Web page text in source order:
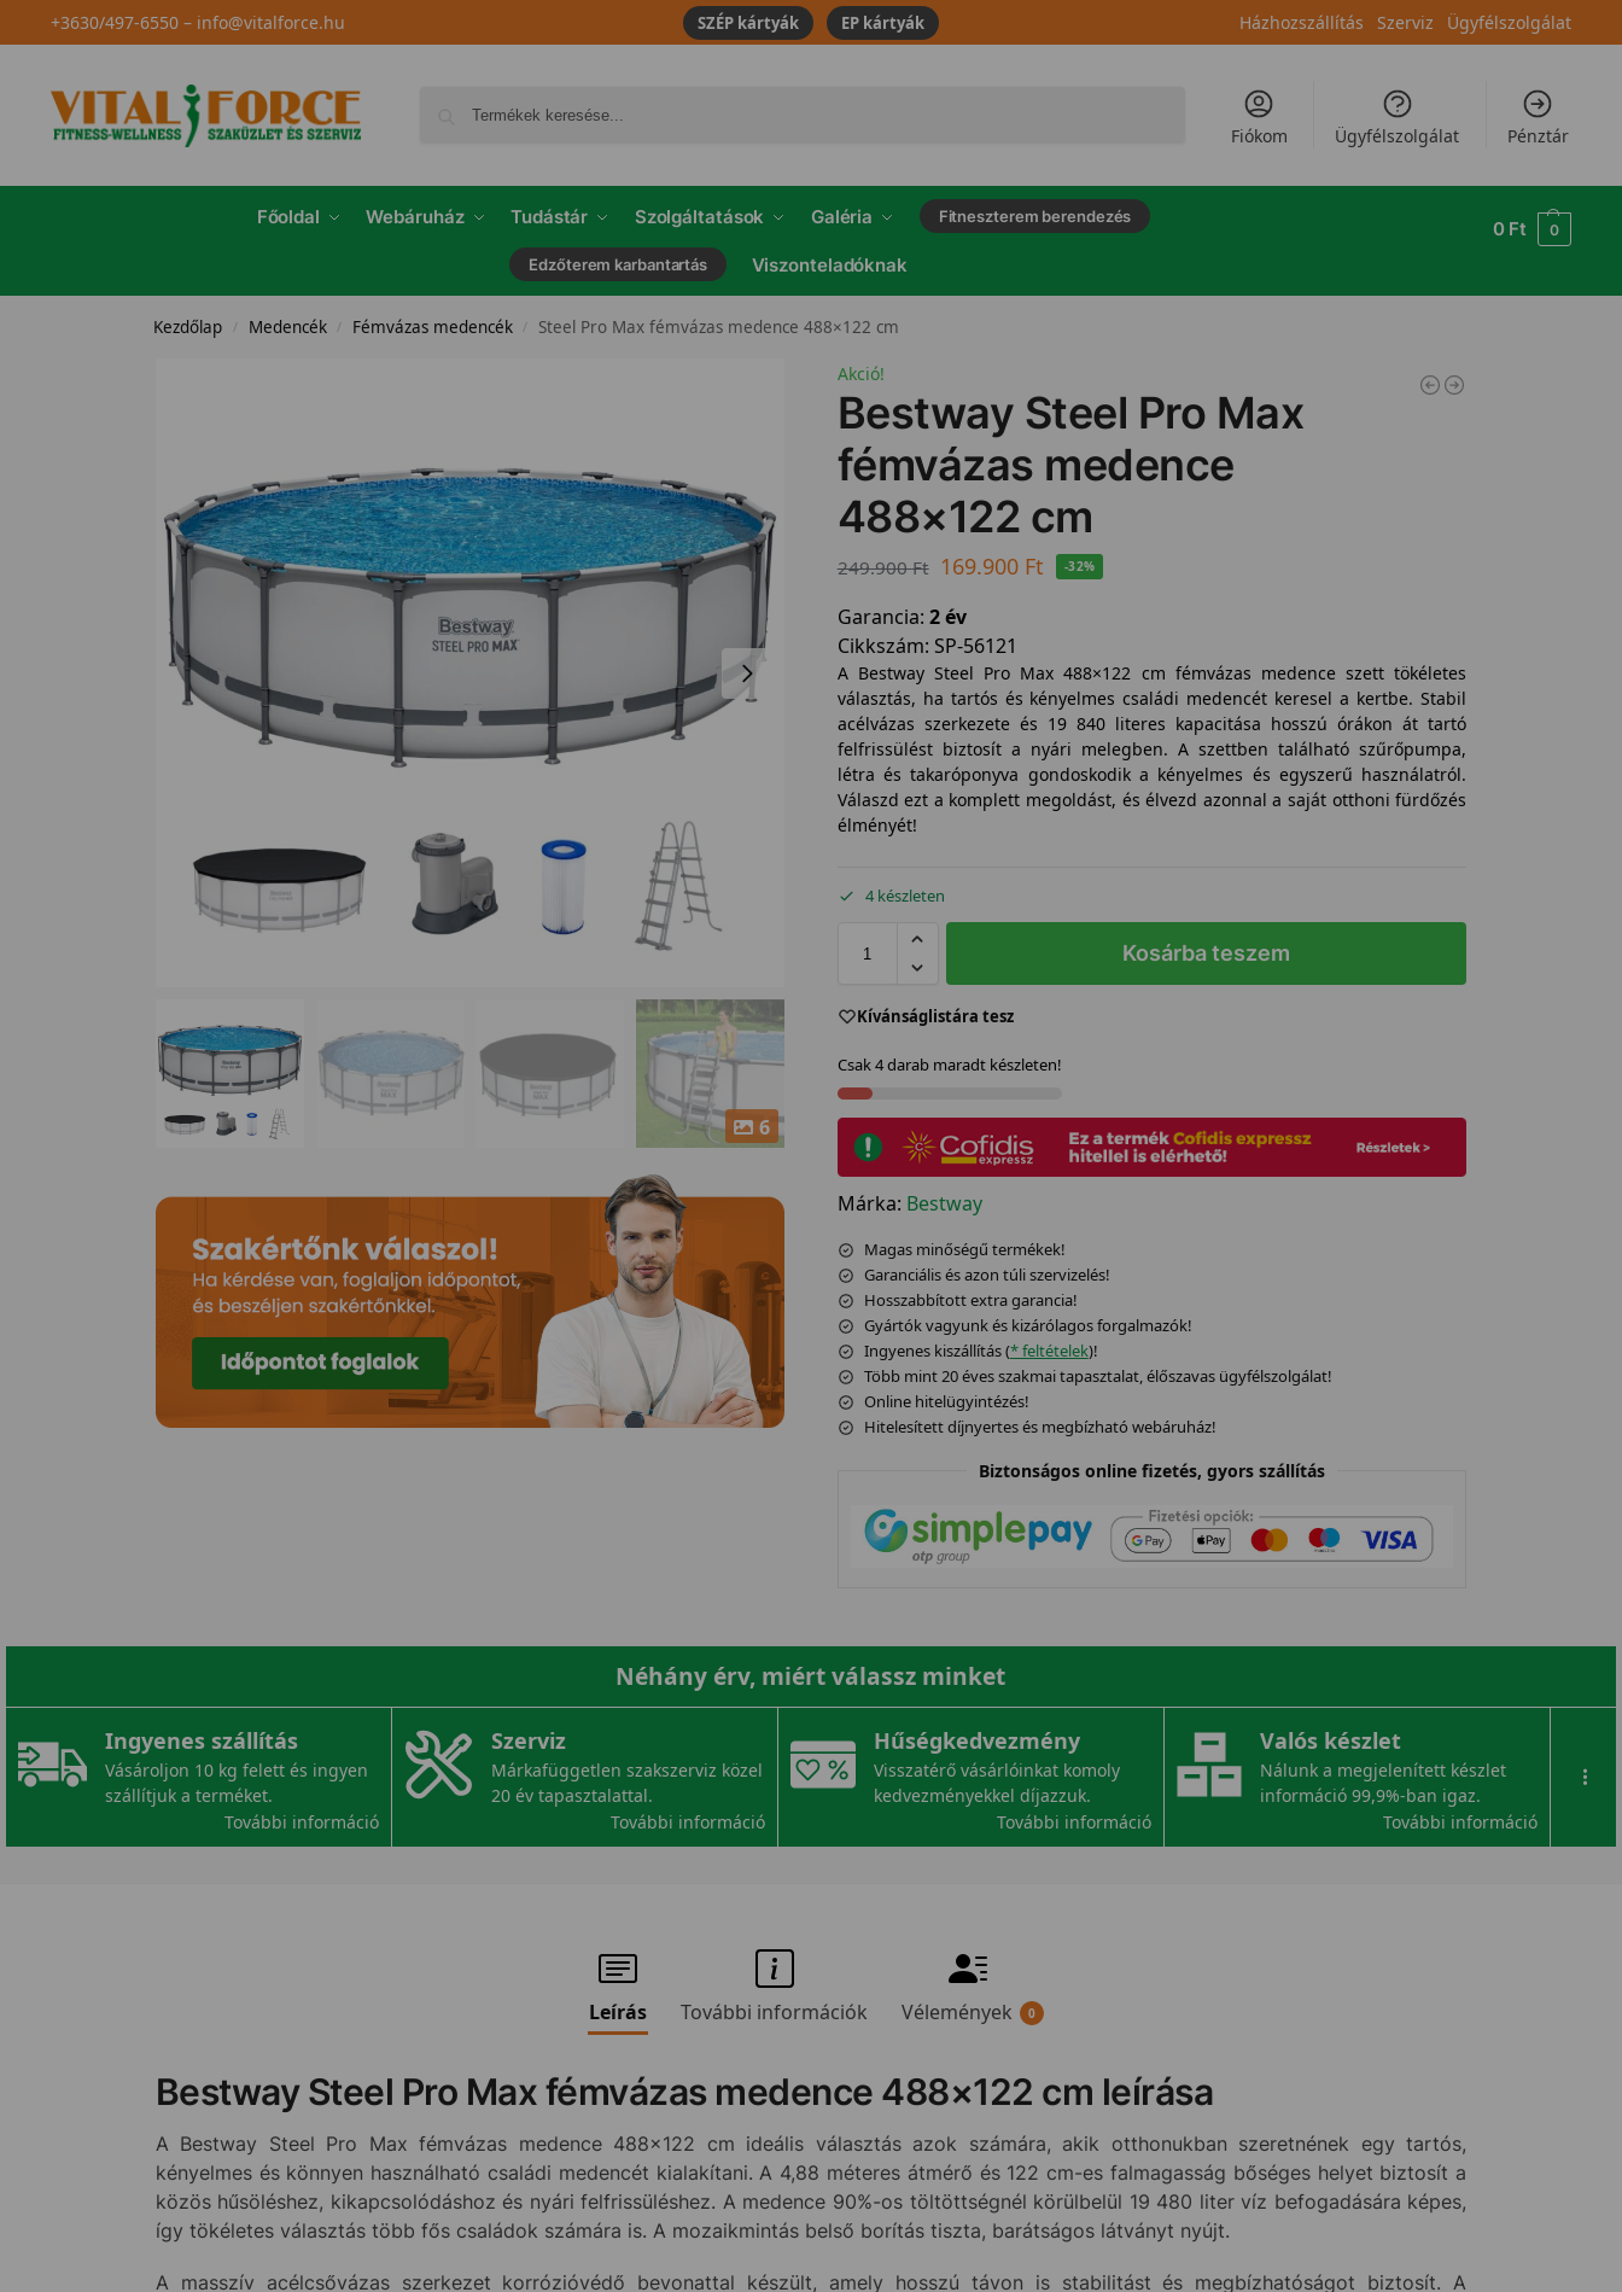
+3630/497-6550– info@vitalforce.hu SZÉP kártyák EP kártyák Házhozszállítás Szerviz Ügyfélszolgálat
Fiókom Ügyfélszolgálat Pénztár
Főoldal Webáruház Tudástár Szolgáltatások Galéria Fitneszterem berendezés
Edzőterem karbantartás Viszonteladóknak
0 Ft 0
Kezdőlap / Medencék / Fémvázas medencék / Steel Pro Max fémvázas medence 488×122 cm
6
Akció!
Bestway Steel Pro Max
fémvázas medence
488×122 cm
249.900Ft 169.900 Ft -32%
Garancia: 2 év
Cikkszám: SP-56121
A Bestway Steel Pro Max 488×122 cm fémvázas medence szett tökéletes
választás, ha tartós és kényelmes családi medencét keresel a kertbe. Stabil
acélvázas szerkezete és 19 840 literes kapacitása hosszú órákon át tartó
felfrissülést biztosít a nyári melegben. A szettben található szűrőpumpa,
létra és takaróponyva gondoskodik a kényelmes és egyszerű használatról.
Válaszd ezt a komplett megoldást, és élvezd azonnal a saját otthoni fürdőzés
élményét!
4 készleten
Kosárba teszem
Kívánságlistára tesz
Csak 4 darab maradt készleten!
Márka: Bestway
Magas minőségű termékek!
Garanciális és azon túli szervizelés!
Hosszabbított extra garancia!
Gyártók vagyunk és kizárólagos forgalmazók!
Ingyenes kiszállítás (* feltételek)!
Több mint 20 éves szakmai tapasztalat, élőszavas ügyfélszolgálat!
Online hitelügyintézés!
Hitelesített díjnyertes és megbízható webáruház!
Biztonságos online fizetés, gyors szállítás
Néhány érv, miért válassz minket
Ingyenes szállítás
Vásároljon 10 kg felett és ingyen
szállítjuk a terméket.
További információ
Szerviz
Márkafüggetlen szakszerviz közel
20 év tapasztalattal.
További információ
Hűségkedvezmény
Visszatérő vásárlóinkat komoly
kedvezményekkel díjazzuk.
További információ
Valós készlet
Nálunk a megjelenített készlet
információ 99,9%-ban igaz.
További információ
...
Leírás További információk Vélemények 0
Bestway Steel Pro Max fémvázas medence 488×122 cm leírása
A Bestway Steel Pro Max fémvázas medence 488×122 cm ideális választás azok számára, akik otthonukban szeretnének egy tartós,
kényelmes és könnyen használható családi medencét kialakítani. A 4,88 méteres átmérő és 122 cm-es falmagasság bőséges helyet biztosít a
közös hűsöléshez, kikapcsolódáshoz és nyári felfrissüléshez. A medence 90%-os töltöttségnél körülbelül 19 480 liter víz befogadására képes,
így tökéletes választás több fős családok számára is. A mozaikmintás belső borítás tiszta, barátságos látványt nyújt.
A masszív acélcsővázas szerkezet korrózióvédő bevonattal készült, amely hosszú távon is stabilitást és megbízhatóságot biztosít. A